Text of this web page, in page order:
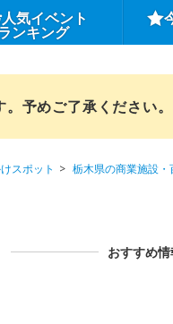
人気イベント
ンキング
予めご了承ください。
スポット
栃木県の商業施設・
おすすめ情